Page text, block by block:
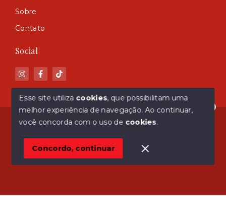
Olá! Estamos disponíveis para te ajudar.
Sobre
Contato
Social
© Copyright 2026 - ASM Imóveis - Todos os direitos
SITE PARA IMOBILIARIA
Esse site utiliza cookies, que possibilitam uma
melhor experiência de navegação.Ao continuar,
você concorda com o uso de cookies.
Concordo, continuar